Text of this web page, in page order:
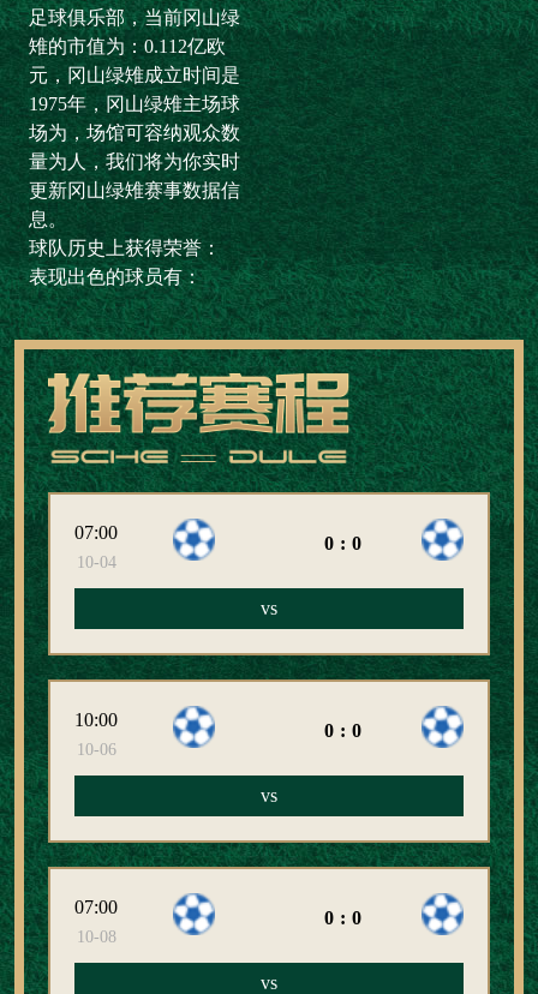
足球俱乐部，当前冈山绿
雉的市值为：0.112亿欧
元，冈山绿雉成立时间是
1975年，冈山绿雉主场球
场为，场馆可容纳观众数
量为人，我们将为你实时
更新冈山绿雉赛事数据信
息。
球队历史上获得荣誉：
表现出色的球员有：
07:00
10-04
0:0
vs
10:00
10-06
0:0
vs
07:00
10-08
0:0
vs